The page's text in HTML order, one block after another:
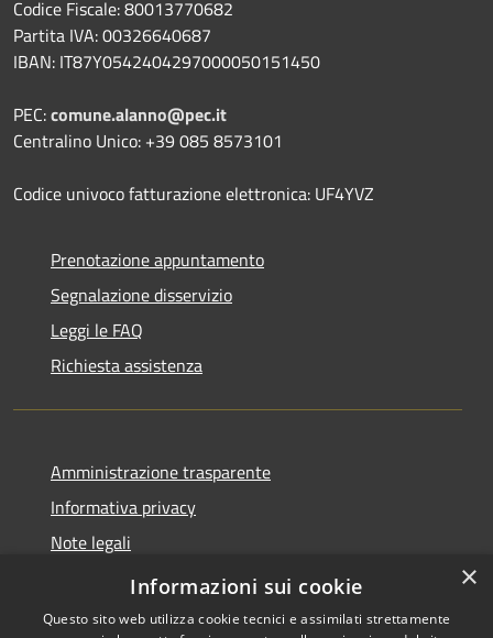
Codice Fiscale: 80013770682
Partita IVA: 00326640687
IBAN: IT87Y0542404297000050151450
PEC:comune.alanno@pec.it
Centralino Unico: +39 085 8573101
Codice univoco fatturazione elettronica: UF4YVZ
Prenotazione appuntamento
Segnalazione disservizio
Leggi le FAQ
Richiesta assistenza
Amministrazione trasparente
Informativa privacy
Note legali
Dichiarazione di accessibilità
×
Informazioni sui cookie
Questo sito web utilizza cookie tecnici e assimilati strettamente